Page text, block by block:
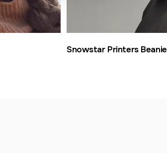
Snowstar Printers Beanie